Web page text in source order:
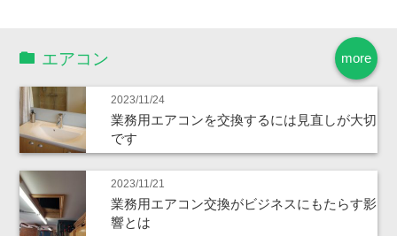
more
エアコン
2023/11/24
業務用エアコンを交換するには見直しが大切
です
2023/11/21
業務用エアコン交換がビジネスにもたらす影
響とは